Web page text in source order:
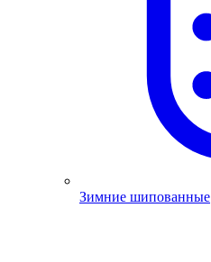
Зимние шипованные